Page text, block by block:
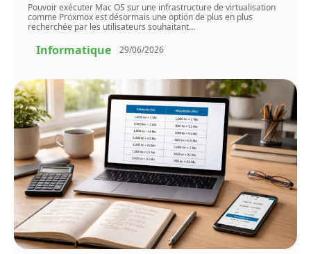
Pouvoir exécuter Mac OS sur une infrastructure de virtualisation
comme Proxmox est désormais une option de plus en plus
recherchée par les utilisateurs souhaitant…
Informatique 29/06/2026